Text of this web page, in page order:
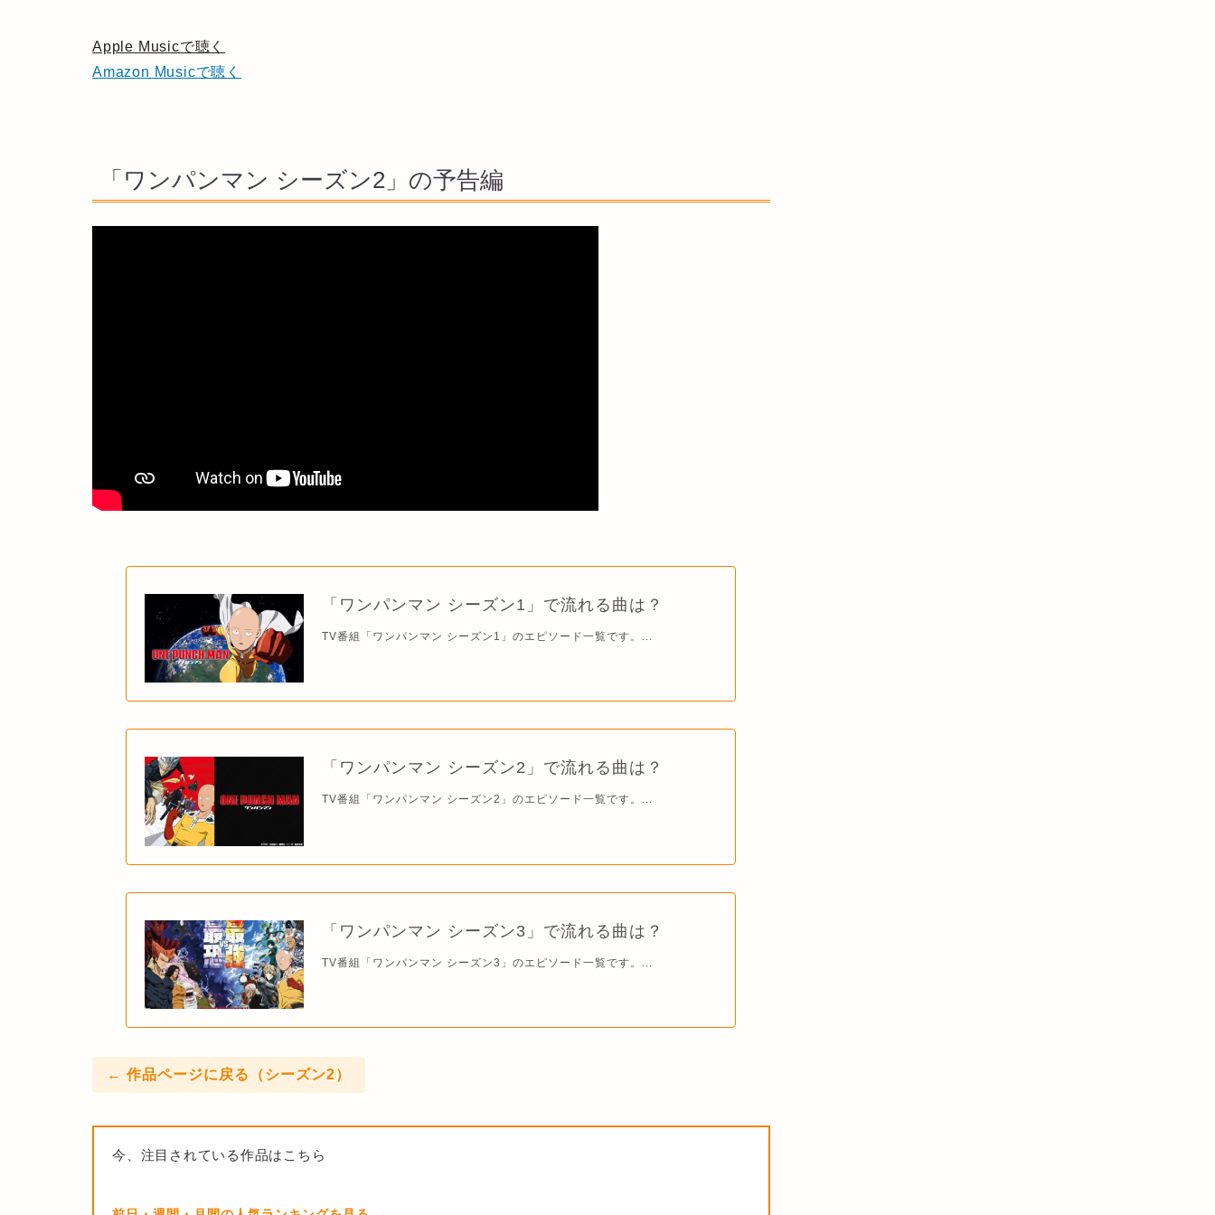
Apple Musicで聴く
Amazon Musicで聴く
「ワンパンマン シーズン2」の予告編
「ワンパンマン シーズン1」で流れる曲は？
TV番組「ワンパンマン シーズン1」のエピソード一覧です。...
「ワンパンマン シーズン2」で流れる曲は？
TV番組「ワンパンマン シーズン2」のエピソード一覧です。...
「ワンパンマン シーズン3」で流れる曲は？
TV番組「ワンパンマン シーズン3」のエピソード一覧です。...
← 作品ページに戻る（シーズン2）
今、注目されている作品はこちら